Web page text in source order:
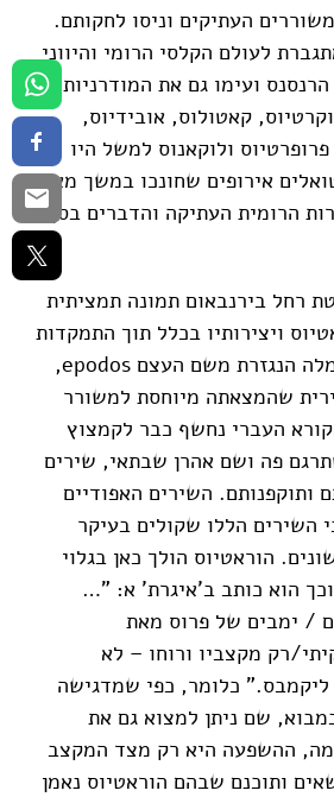
העתיקים וניסו לחקותם.
לעולם הקלסי הרומי והיווני
ועימו גם את המודרניות.
קאטולוס, אובידיוס,
ולוקאנוס למשל היו
אירופים שחונכו במשך מאות
הרומית העתיקה והדברים בסך
רחל בירנבאום תמונה תמציתית
ויצירותיו בכלל תוך התמקדות
בשירים האֵפּוֹדִיים, מלה הנגזרת משם העצם epodos,
שהמצאתה מיוחסת למשורר
העברי נחשף כבר לקמצוץ
פה ושם אהרן שבתאי, שירים
ותוקפנותם. השירים האפודיים
השירים הללו שקולים בעיקר
הוראטיוס הולך כאן בגלוי
הוא כותב ב'איגרת' א: "…
/ ימבים של פרוס מאת
רק מקצביו ורוחו – לא
ליקמבס." כלומר, כפי שמדגישה
בעמ' 19 במבוא, שם ניתן למצוא גם את
ההשפעה היא רק מצד המקצב
ותוכנם שבהם הוראטיוס נאמן